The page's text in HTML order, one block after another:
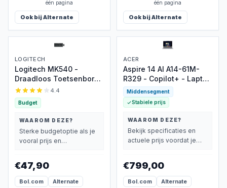
één pagina
Ook bijAlternate
één pagina
Ook bijAlternate
LOGITECH
Logitech MK540 -
Draadloos Toetsenbord
en Muis
4.4
Budget
WAAROM DEZE?
Sterke budgetoptie als je
vooral prijs en
€47,90
Bol.com Alternate
ACER
Aspire 14 AI A14-61M-
R329 - Copilot+ - Laptop
- 14 inch 120Hz - AMD
Ryzen AI 5 - 16GB - 1TB
SSD - Verlicht
toetsenbord - Zilver
Middensegment
Stabiele prijs
WAAROM DEZE?
Bekijk specificaties en
actuele prijs voordat je
€799,00
Bol.com Alternate